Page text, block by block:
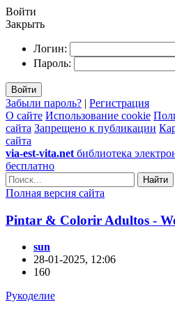
Войти
Закрыть
Логин:
Пароль:
Войти
Забыли пароль? | Регистрация
О сайте Использование cookie
сайта Запрещено к публикации
сайта
via-est-vita.net библиотека
бесплатно
Найти
Полная версия сайта
Pintar & Colorir Adultos -
sun
28-01-2025, 12:06
160
Рукоделие